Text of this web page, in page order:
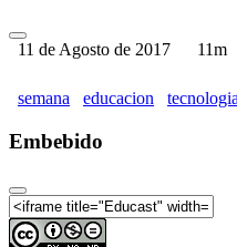
Panel:
Encuentro de
Encuentro de
Conferencia:
11 de Agosto de 2017 11m
semana educacion tecnologia
Embebido